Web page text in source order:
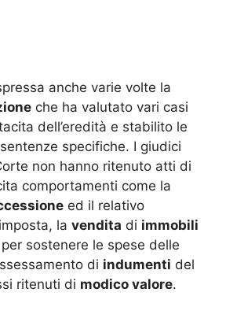
anche varie volte la
che ha valutato vari casi
dell’eredità e stabilito le
specifiche. I giudici
non hanno ritenuto atti di
comportamenti come la
ed il relativo
la vendita di immobili
sostenere le spese delle
di indumenti del
ritenuti di modico valore.